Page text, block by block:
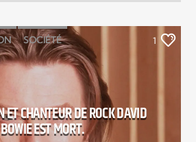
SOCIÉTÉ 1
ET CHANTEUR DE ROCK DAVID
BOWIE EST MORT.